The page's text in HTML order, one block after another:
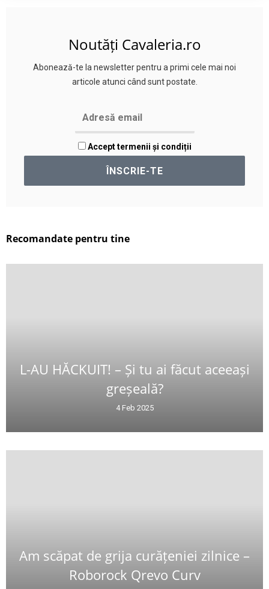
Noutăți Cavaleria.ro
Abonează-te la newsletter pentru a primi cele mai noi
articole atunci când sunt postate.
Accept termenii și condiții
Recomandate pentru tine
L-AU HĂCKUIT! – Și tu ai făcut aceeași
greșeală?
4 Feb 2025
Am scăpat de grija curățeniei zilnice –
Roborock Qrevo Curv